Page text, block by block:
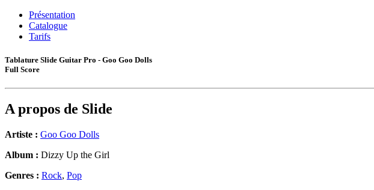
Présentation
Catalogue
Tarifs
Tablature Slide Guitar Pro - Goo Goo Dolls
Full Score
A propos de Slide
Artiste : Goo Goo Dolls
Album : Dizzy Up the Girl
Genres : Rock, Pop